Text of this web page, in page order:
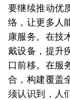
要继续推动优
络，让更多人
康服务。在技
戴设备，提升
口前移。在服
合，构建覆盖
须认识到，人